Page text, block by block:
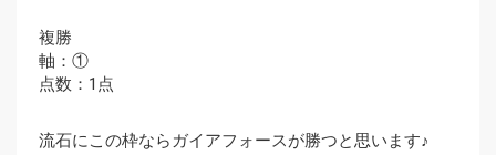
複勝
軸：①
点数：1点
流石にこの枠ならガイアフォースが勝つと思います♪